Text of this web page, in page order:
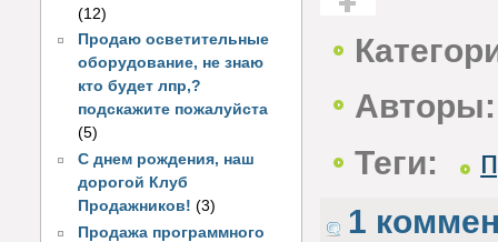
(12)
Продаю осветительные
оборудование, не знаю
кто будет лпр,?
подскажите пожалуйста
(5)
С днем рождения, наш
дорогой Клуб
Продажников! (3)
Продажа программного
Авторы:
Теги:
1